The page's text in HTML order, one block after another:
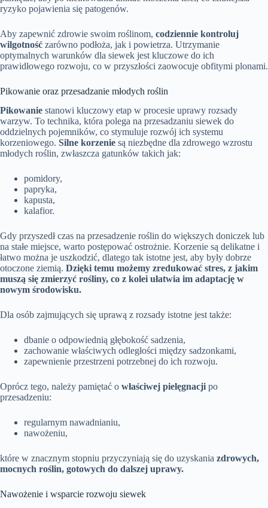
ryzyko pojawienia się patogenów.
Aby zapewnić zdrowie swoim roślinom, codziennie kontroluj
wilgotność zarówno podłoża, jak i powietrza. Utrzymanie
optymalnych warunków dla siewek jest kluczowe do ich
prawidłowego rozwoju, co w przyszłości zaowocuje obfitymi plonami.
Pikowanie oraz przesadzanie młodych roślin
Pikowanie stanowi kluczowy etap w procesie uprawy rozsady
warzyw. To technika, która polega na przesadzaniu siewek do
oddzielnych pojemników, co stymuluje rozwój ich systemu
korzeniowego. Silne korzenie są niezbędne dla zdrowego wzrostu
młodych roślin, zwłaszcza gatunków takich jak:
pomidory,
papryka,
kapusta,
kalafior.
Gdy przyszedł czas na przesadzenie roślin do większych doniczek lub
na stałe miejsce, warto postępować ostrożnie. Korzenie są delikatne i
łatwo można je uszkodzić, dlatego tak istotne jest, aby były dobrze
otoczone ziemią. Dzięki temu możemy zredukować stres, z jakim
muszą się zmierzyć rośliny, co z kolei ułatwia im adaptację w
nowym środowisku.
Dla osób zajmujących się uprawą z rozsady istotne jest także:
dbanie o odpowiednią głębokość sadzenia,
zachowanie właściwych odległości między sadzonkami,
zapewnienie przestrzeni potrzebnej do ich rozwoju.
Oprócz tego, należy pamiętać o właściwej pielęgnacji po
przesadzeniu:
regularnym nawadnianiu,
nawożeniu,
które w znacznym stopniu przyczyniają się do uzyskania zdrowych,
mocnych roślin, gotowych do dalszej uprawy.
Nawożenie i wsparcie rozwoju siewek